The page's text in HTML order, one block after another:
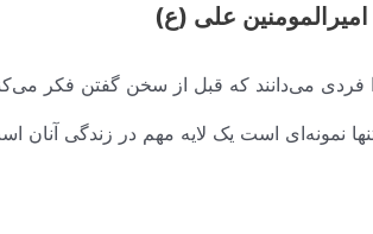
علی (ع)
می‌دانند که قبل از سخن گفتن فکر
نمونه‌ای است یک لایه مهم در زندگی